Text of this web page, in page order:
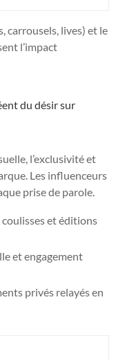
carrousels, lives) et le
l’impact
du désir sur
l’exclusivité et
Les influenceurs
prise de parole.
coulisses et éditions
et engagement
privés relayés en